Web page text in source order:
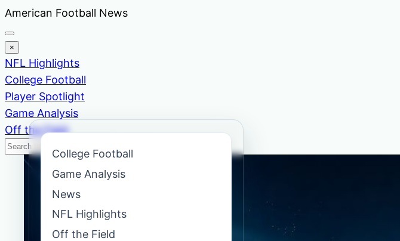
Skip
to
content
American Football News
×
NFL Highlights
College Football
Player Spotlight
Game Analysis
Off the Field
Search
News
College Football
Game Analysis
News
NFL Highlights
Off the Field